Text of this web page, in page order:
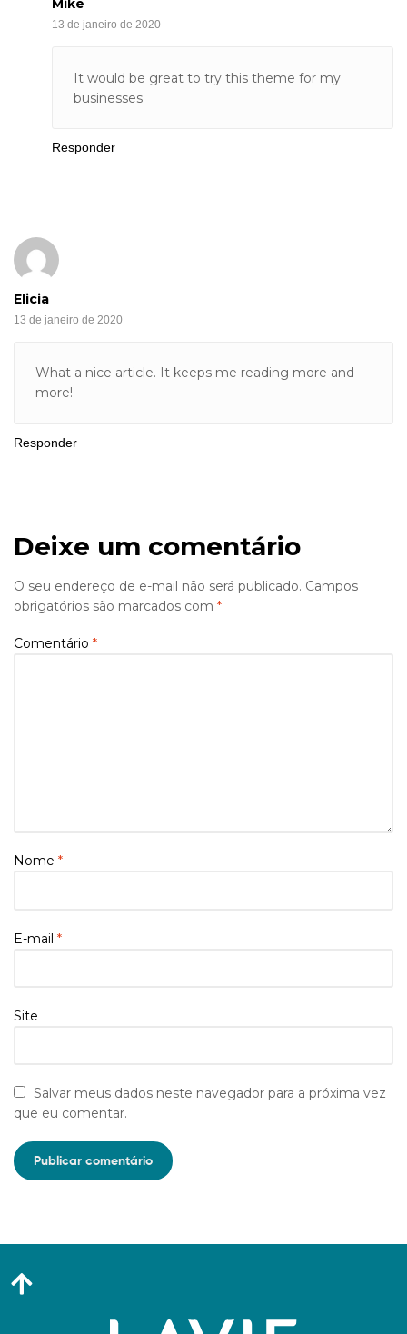
Mike
13 de janeiro de 2020
It would be great to try this theme for my
businesses
Responder
Elicia
13 de janeiro de 2020
What a nice article. It keeps me reading more and
more!
Responder
Deixe um comentário
O seu endereço de e-mail não será publicado. Campos
obrigatórios são marcados com *
Comentário *
Nome *
E-mail *
Site
Salvar meus dados neste navegador para a próxima vez
que eu comentar.